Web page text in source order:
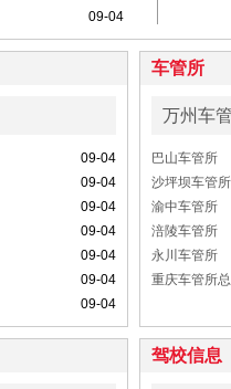
09-04
09-04
09-04
09-04
09-04
09-04
09-04
09-04
车管所
万州车
巴山车管所
沙坪坝车管所
渝中车管所
涪陵车管所
永川车管所
重庆车管所
驾校信息